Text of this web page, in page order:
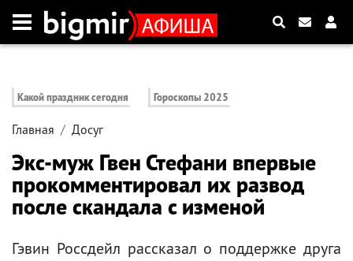
Какой праздник сегодня Гороскопы 2025
Главная Досуг
Экс-муж Гвен Стефани впервые
прокомментировал их развод
после скандала с изменой
Гэвин Россдейл рассказал о поддержке друга